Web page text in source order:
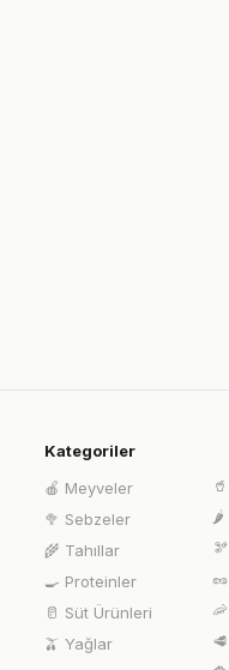
Kategoriler
🍎 Meyveler
🥦 Sebzeler
🌾 Tahıllar
🍳 Proteinler
🥛 Süt Ürünleri
🫒 Yağlar
🥤
🌶️
🫘
🥜
🦐
🥩